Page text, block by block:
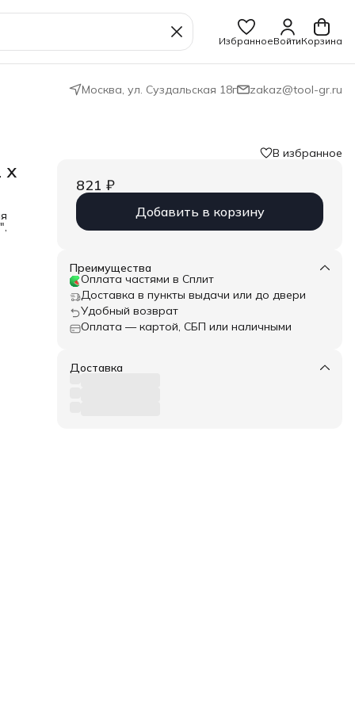
ИзбранноеВойтиКорзина
Москва, ул. Суздальская 18г zakaz@tool-gr.ru
x
В избранное
821 ₽
Добавить в корзину
Преимущества
Оплата частями в Сплит
Доставка в пункты выдачи или до двери
Удобный возврат
Оплата — картой, СБП или наличными
Доставка